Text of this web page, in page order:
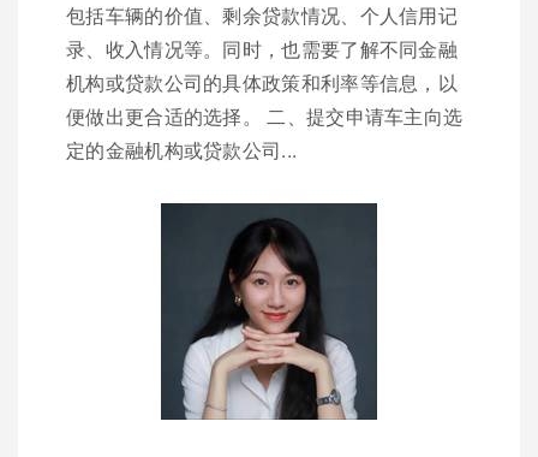
包括车辆的价值、剩余贷款情况、个人信用记
录、收入情况等。同时，也需要了解不同金融
机构或贷款公司的具体政策和利率等信息，以
便做出更合适的选择。 二、提交申请车主向选
定的金融机构或贷款公司...